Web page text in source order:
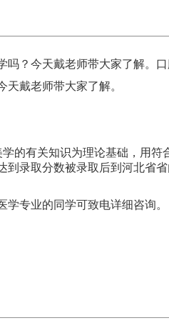
吗？今天戴老师带大家了解。
戴老师带大家了解。
的有关知识为理论基础，用符
录取分数被录取后到河北省
专业的同学可致电详细咨询。